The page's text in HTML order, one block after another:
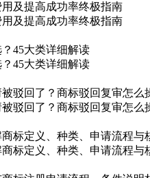
及提高成功率终极指南
及提高成功率终极指南
45大类详细解读
45大类详细解读
驳回了？商标驳回复审怎么
驳回了？商标驳回复审怎么
标定义、种类、申请流程与
标定义、种类、申请流程与